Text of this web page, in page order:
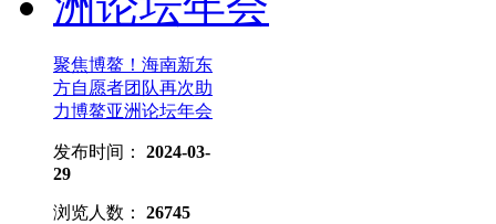
聚焦博鳌！海南新东
方自愿者团队再次助
力博鳌亚洲论坛年会
发布时间： 2024-03-
29
浏览人数： 26745